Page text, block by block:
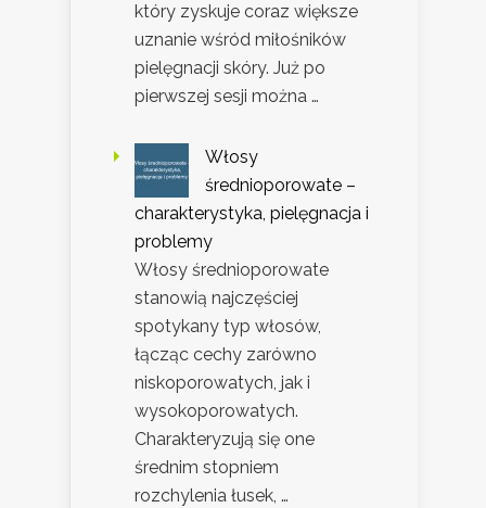
który zyskuje coraz większe
uznanie wśród miłośników
pielęgnacji skóry. Już po
pierwszej sesji można …
Włosy
średnioporowate –
charakterystyka, pielęgnacja i
problemy
Włosy średnioporowate
stanowią najczęściej
spotykany typ włosów,
łącząc cechy zarówno
niskoporowatych, jak i
wysokoporowatych.
Charakteryzują się one
średnim stopniem
rozchylenia łusek, …